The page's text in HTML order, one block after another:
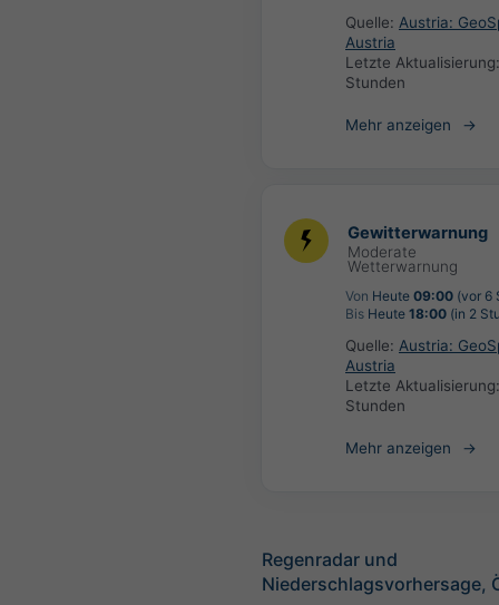
Quelle: Austria:
Austria
Letzte
Stunden
Mehr anzeigen
Gewitterwarnung
Moderate
Wetterwarnung
Von Heute 09:00 (vor 6
Bis Heute 18:00 (in 2
Quelle: Austria:
Austria
Letzte
Stunden
Mehr anzeigen
Regenradar und
Niederschlagsvorhersage,